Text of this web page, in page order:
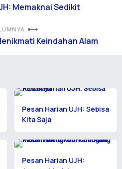
Memaknai Sedikit
Keindahan Alam
Pesan Harian UJH: Sebisa
Kita Saja
Pesan Harian UJH: